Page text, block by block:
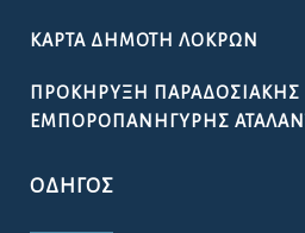
ΚΆΡΤΑ ΔΗΜΌΤΗ ΛΟΚΡΏΝ
ΠΡΟΚΉΡΥΞΗ ΠΑΡΑΔΟΣΙΑΚΉΣ
ΕΜΠΟΡΟΠΑΝΉΓΥΡΗΣ
ΟΔΗΓΌΣ